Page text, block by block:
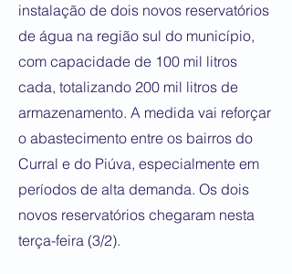
instalação de dois novos reservatórios
de água na região sul do município,
com capacidade de 100 mil litros
cada, totalizando 200 mil litros de
armazenamento. A medida vai reforçar
o abastecimento entre os bairros do
Curral e do Piúva, especialmente em
períodos de alta demanda. Os dois
novos reservatórios chegaram nesta
terça-feira (3/2).